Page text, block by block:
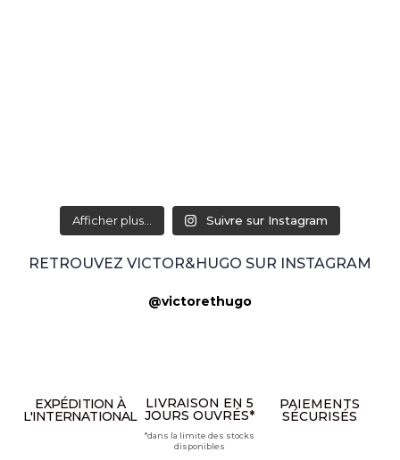
Afficher plus... Suivre sur Instagram
RETROUVEZ VICTOR&HUGO SUR INSTAGRAM
@victorethugo
EXPÉDITION À
L'INTERNATIONAL
LIVRAISON EN 5
JOURS OUVRÉS*
*dans la limite des stocks
disponibles
PAIEMENTS
SÉCURISÉS